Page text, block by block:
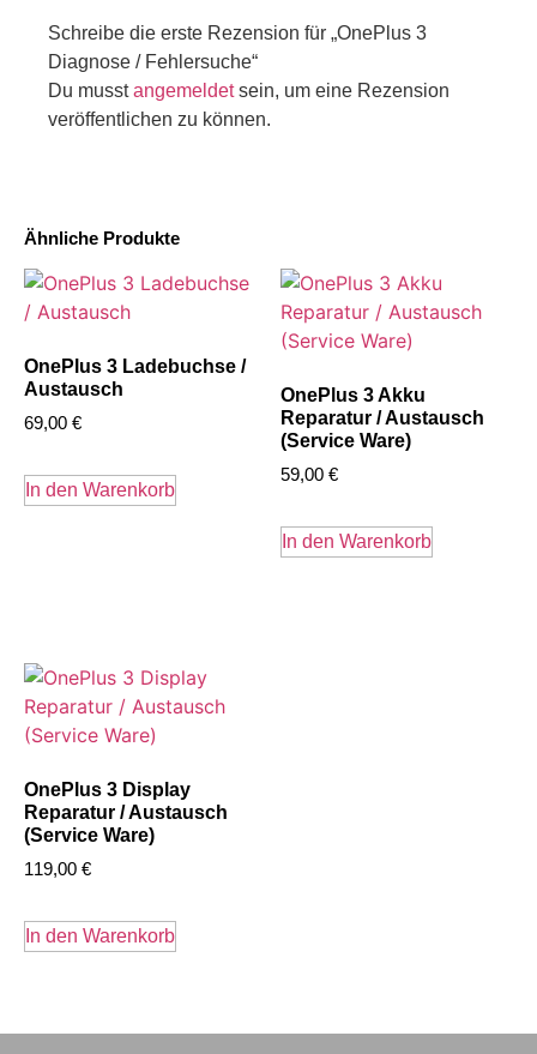
Ähnliche Produkte
OnePlus 3 Ladebuchse /
Austausch
69,00 €
In den Warenkorb
OnePlus 3 Akku
Reparatur / Austausch
(Service Ware)
59,00 €
In den Warenkorb
OnePlus 3 Display
Reparatur / Austausch
(Service Ware)
119,00 €
In den Warenkorb
Schreibe die erste Rezension für „OnePlus 3
Diagnose / Fehlersuche“
Du musstangemeldetsein, um eine Rezension
veröffentlichen zu können.